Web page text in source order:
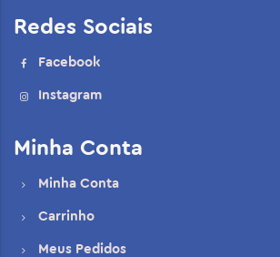
Redes Sociais
Facebook
Instagram
Minha Conta
Minha Conta
Carrinho
Meus Pedidos